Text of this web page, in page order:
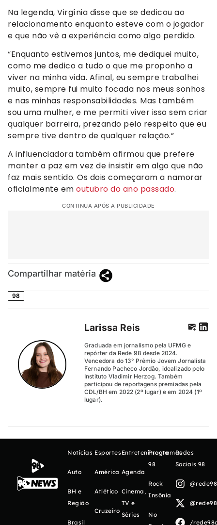
Na legenda, Virgínia disse que se dedicou ao
relacionamento enquanto esteve com o jogador
e que não vê a experiência como algo perdido.
“Enquanto estivemos juntos, me dediquei muito,
como me dedico a tudo o que me proponho a
viver na minha vida. Afinal, eu sempre trabalhei
muito, sempre fui muito focada nos meus sonhos
e nas minhas responsabilidades. Mas também
sou uma mulher, e me permiti viver isso sem criar
qualquer barreira, prezando pelo respeito que eu
sempre tive dentro de qualquer relação.”
A influenciadora também afirmou que prefere
manter a paz em vez de insistir em algo que não
faz mais sentido. Os dois começaram a namorar
oficialmente em outubro do ano passado.
CONTINUA APÓS A PUBLICIDADE
Compartilhar matéria
98
Larissa Reis
Graduada em jornalismo pela UFMG e
repórter da Rede 98 desde 2024.
Vencedora do 13° Prêmio Jovem Jornalista
Fernando Pacheco Jordão, idealizado pelo
Instituto Vladimir Herzog. Também
participou de reportagens premiadas pela
CDL/BH em 2022 (2º lugar) e em 2024 (1º
lugar).
Notícias
Auto
BH e
Região
Brasil
Esportes
América
Atlético
Cruzeiro
Entretenimento
Agenda
Cinema,
TV e
Séries
Programas
98
Rock
Insônia
No
Redes
Sociais 98
/